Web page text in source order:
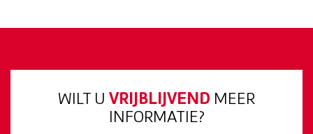
WILT U VRIJBLIJVEND MEER
INFORMATIE?